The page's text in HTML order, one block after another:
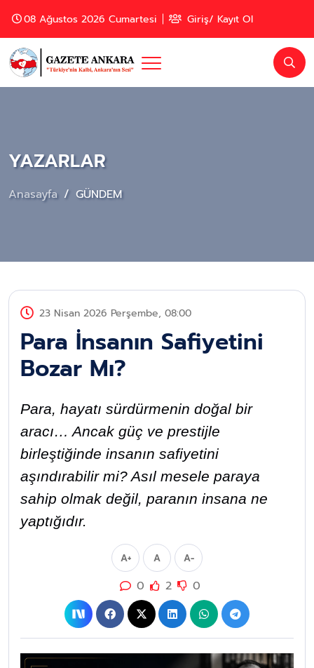
08 Ağustos 2026 Cumartesi Giriş/ Kayıt Ol
YAZARLAR
Anasayfa GÜNDEM
23 Nisan 2026 Perşembe, 08:00
Para İnsanın Safiyetini
Bozar Mı?
Para, hayatı sürdürmenin doğal bir
aracı… Ancak güç ve prestijle
birleştiğinde insanın safiyetini
aşındırabilir mi? Asıl mesele paraya
sahip olmak değil, paranın insana ne
yaptığıdır.
A+ A A-
0 2 0